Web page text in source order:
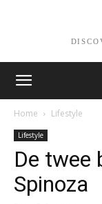
Home Lifestyle
Lifestyle
De twee
Spinoza